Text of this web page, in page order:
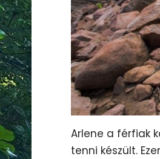
Arlene a férfiak
tenni készült.